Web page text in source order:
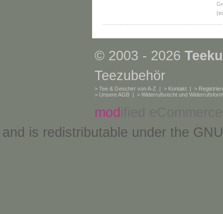
© 2003 - 2026
Teezubehör
> Tee & Geschirr von A-Z | > Kontakt | >
> Unsere AGB | > Widerrufsrecht und
mod
and is redistributable under the